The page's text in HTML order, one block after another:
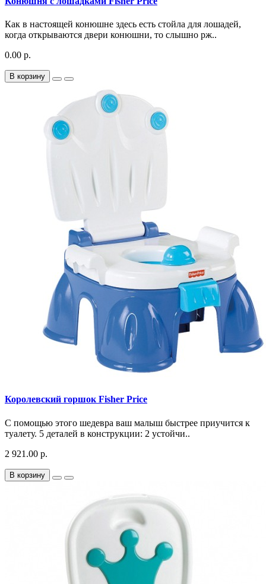
Как в настоящей конюшне здесь есть стойла для лошадей,
когда открываются двери конюшни, то слышно рж..
0.00 р.
В корзину
Королевский горшок Fisher Price
С помощью этого шедевра ваш малыш быстрее приучится к
туалету. 5 деталей в конструкции: 2 устойчи..
2 921.00 р.
В корзину